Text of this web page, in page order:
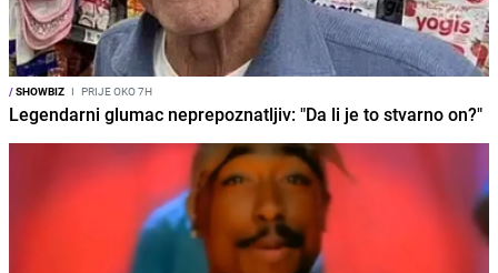
/SHOWBIZ I PRIJE OKO 7H
Legendarni glumac neprepoznatljiv: "Da li je to stvarno on?"